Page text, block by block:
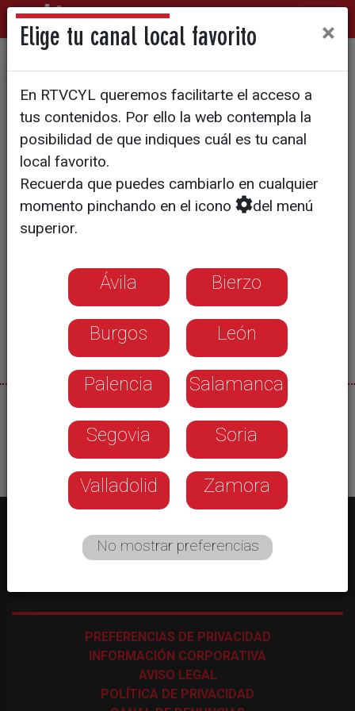
Nuevos fósiles de Homo
antecessor en Atapuerca
06/07/2026
PREFERENCIAS DE PRIVACIDAD
INFORMACIÓN CORPORATIVA
AVISO LEGAL
POLÍTICA DE PRIVACIDAD
Elige tu canal local favorito ×
En RTVCYL queremos facilitarte el acceso a
tus contenidos. Por ello la web contempla la
posibilidad de que indiques cuál es tu canal
local favorito.
Recuerda que puedes cambiarlo en cualquier
momento pinchando en el icono
del menú
superior.
Ávila Bierzo
Burgos León
Palencia Salamanca
Segovia Soria
Valladolid Zamora
No mostrar preferencias